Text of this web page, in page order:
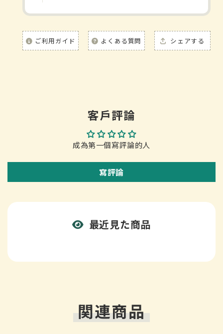
ご利用ガイド よくある質問 シェアする
客戶評論
成為第一個寫評論的人
寫評論
最近見た商品
関連商品